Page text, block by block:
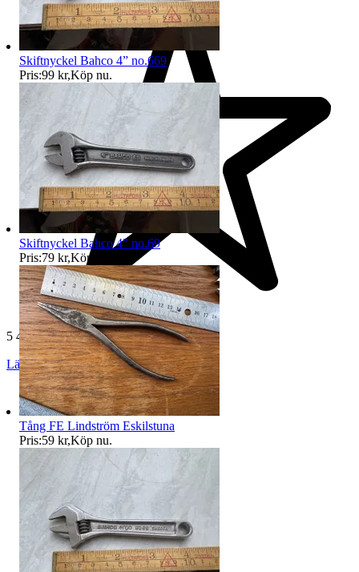
5 431 omdömen
Läs omdömen Följ
Skiftnyckel Bahco 4” no.669
Pris:99 kr,Köp nu.
Skiftnyckel Bahco 4” no.69
Pris:79 kr,Köp nu
Tång FE Lindström Eskilstuna
Pris:59 kr,Köp nu.